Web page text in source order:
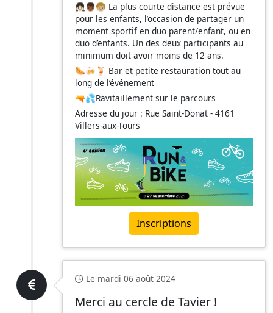
👧🏻👦🏾🧒🏼 La plus courte distance est prévue
pour les enfants, l’occasion de partager un
moment sportif en duo parent/enfant, ou en
duo d’enfants. Un des deux participants au
minimum doit avoir moins de 12 ans.
🌭🍻🍹 Bar et petite restauration tout au
long de l’événement
🔫💦Ravitaillement sur le parcours
Adresse du jour : Rue Saint-Donat - 4161
Villers-aux-Tours
Inscriptions
Le mardi 06 août 2024
Merci au cercle de Tavier !